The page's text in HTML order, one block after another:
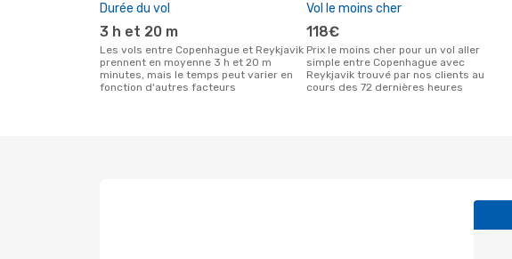
Durée du vol
3 h et 20 m
Les vols entre Copenhague et Reykjavik
prennent en moyenne 3 h et 20 m
minutes, mais le temps peut varier en
fonction d'autres facteurs
Vol le moins cher
118€
Prix le moins cher pour un vol aller
simple entre Copenhague avec
Reykjavik trouvé par nos clients au
cours des 72 dernières heures